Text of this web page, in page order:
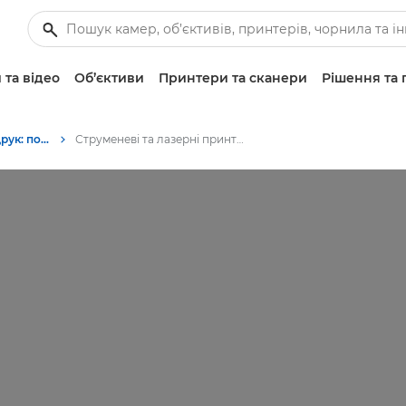
відео Об’єктиви Принтери та сканери Рішення та
Фотографування та друк: поради та методи Струменеві та лазерні принтери